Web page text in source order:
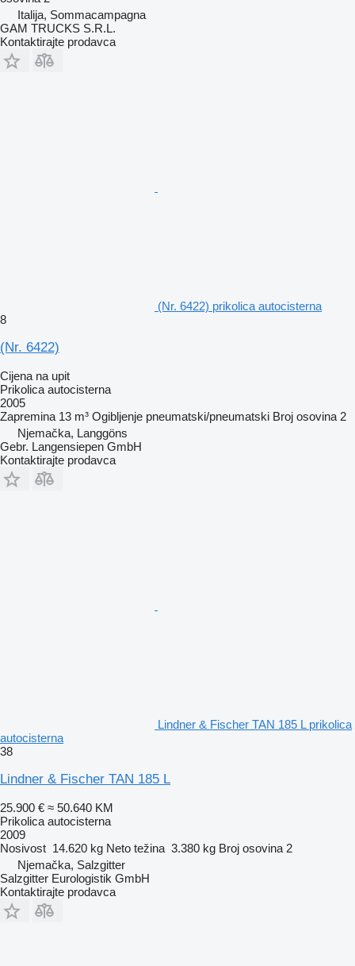
Italija, Sommacampagna
GAM TRUCKS S.R.L.
Kontaktirajte prodavca
(Nr. 6422) prikolica autocisterna
8
(Nr. 6422)
Cijena na upit
Prikolica autocisterna
2005
Zapremina 13 m³ Ogibljenje pneumatski/pneumatski Broj osovina 2
Njemačka, Langgöns
Gebr. Langensiepen GmbH
Kontaktirajte prodavca
Lindner & Fischer TAN 185 L prikolica
autocisterna
38
Lindner & Fischer TAN 185 L
25.900 € ≈ 50.640 KM
Prikolica autocisterna
2009
Nosivost 14.620 kg Neto težina 3.380 kg Broj osovina 2
Njemačka, Salzgitter
Salzgitter Eurologistik GmbH
Kontaktirajte prodavca